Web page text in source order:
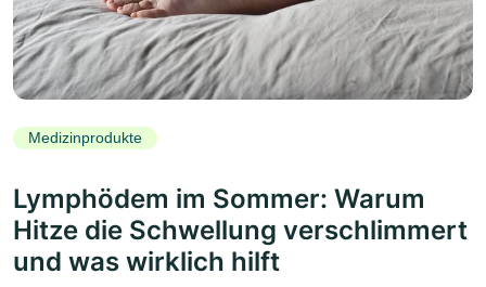
Medizinprodukte
Lymphödem im Sommer: Warum
Hitze die Schwellung verschlimmert
und was wirklich hilft